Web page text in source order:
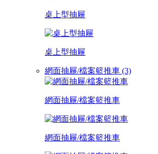
桌上型抽屜
桌上型抽屜
網面抽屜/檔案籃推車 (3)
網面抽屜/檔案籃推車
網面抽屜/檔案籃推車